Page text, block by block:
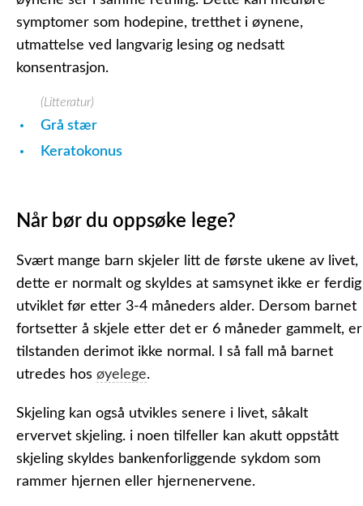
symptomer som hodepine, tretthet i øynene,
utmattelse ved langvarig lesing og nedsatt
konsentrasjon.
(Litteratur)
Grå stær
Keratokonus
Når bør du oppsøke lege?
Svært mange barn skjeler litt de første ukene av livet,
dette er normalt og skyldes at samsynet ikke er ferdig
utviklet før etter 3-4 måneders alder. Dersom barnet
fortsetter å skjele etter det er 6 måneder gammelt, er
tilstanden derimot ikke normal. I så fall må barnet
utredes hos øyelege.
Skjeling kan også utvikles senere i livet, såkalt
ervervet skjeling. i noen tilfeller kan akutt oppstått
skjeling skyldes bankenforliggende sykdom som
rammer hjernen eller hjernenervene.